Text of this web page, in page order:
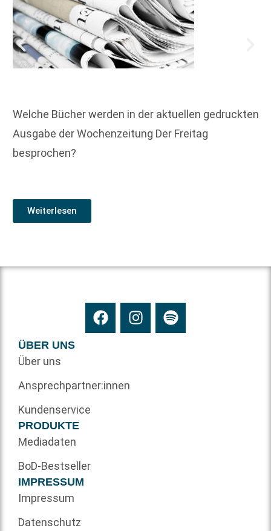
Welche Bücher werden in der aktuellen gedruckten
Ausgabe der Wochenzeitung Der Freitag
besprochen?
Weiterlesen
ÜBER UNS
Über uns
Ansprechpartner:innen
Kundenservice
PRODUKTE
Mediadaten
BoD-Bestseller
IMPRESSUM
Impressum
Datenschutz